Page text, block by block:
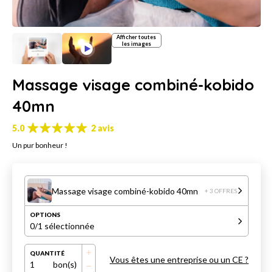
Afficher toutes
les images
Massage visage combiné-kobido
40mn
5.0 2 avis
Un pur bonheur !
Massage visage combiné-kobido 40mn + 3 OFFRES
OPTIONS
0/1 sélectionnée
QUANTITÉ
1 bon(s) Vous êtes une entreprise ou un CE ?